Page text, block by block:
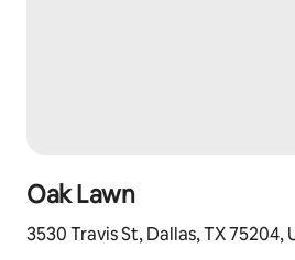
Oak Lawn
3530 Travis St, Dallas, TX 75204,